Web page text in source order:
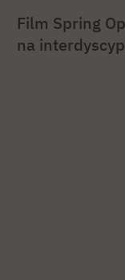
Film Spring
na